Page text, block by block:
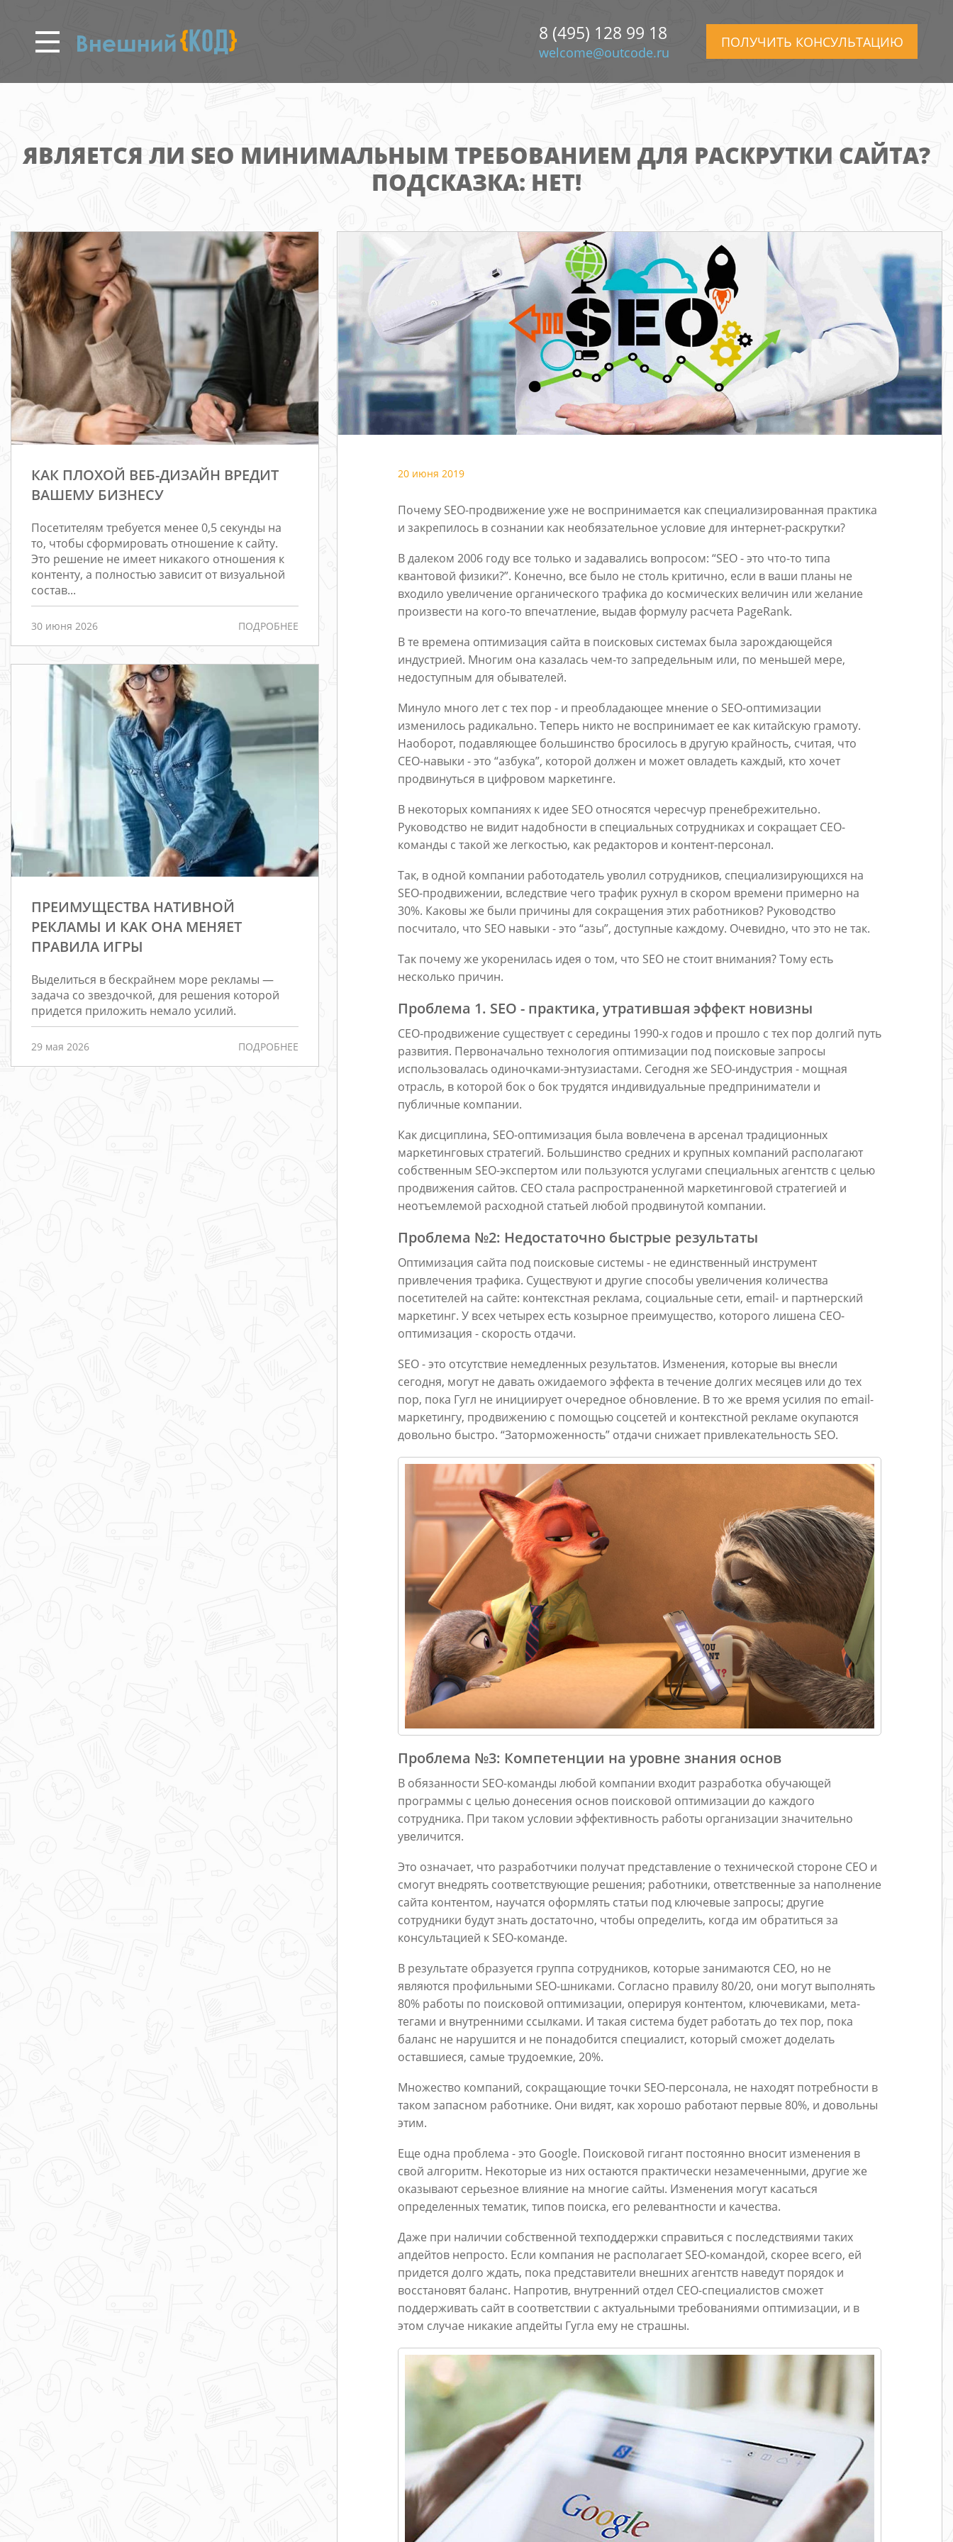
основному
содержанию
8 (495) 128 99 18
welcome@outcode.ru
ПОЛУЧИТЬ КОНСУЛЬТАЦИЮ
ЯВЛЯЕТСЯ ЛИ SEO МИНИМАЛЬНЫМ ТРЕБОВАНИЕМ ДЛЯ РАСКРУТКИ САЙТА?
ПОДСКАЗКА: НЕТ!
КАК ПЛОХОЙ ВЕБ-ДИЗАЙН ВРЕДИТ
ВАШЕМУ БИЗНЕСУ
Посетителям требуется менее 0,5 секунды на
то, чтобы сформировать отношение к сайту.
Это решение не имеет никакого отношения к
контенту, а полностью зависит от визуальной
состав...
30 июня 2026 ПОДРОБНЕЕ
ПРЕИМУЩЕСТВА НАТИВНОЙ
РЕКЛАМЫ И КАК ОНА МЕНЯЕТ
ПРАВИЛА ИГРЫ
Выделиться в бескрайнем море рекламы —
задача со звездочкой, для решения которой
придется приложить немало усилий.
29 мая 2026 ПОДРОБНЕЕ
Редизайн
Порталы
магазины
20 июня 2019
Почему SEO-продвижение уже не воспринимается как специализированная практика
и закрепилось в сознании как необязательное условие для интернет-раскрутки?
В далеком 2006 году все только и задавались вопросом: “SEO - это что-то типа
квантовой физики?”. Конечно, все было не столь критично, если в ваши планы не
входило увеличение органического трафика до космических величин или желание
произвести на кого-то впечатление, выдав формулу расчета PageRank.
В те времена оптимизация сайта в поисковых системах была зарождающейся
индустрией. Многим она казалась чем-то запредельным или, по меньшей мере,
недоступным для обывателей.
Минуло много лет с тех пор - и преобладающее мнение о SEO-оптимизации
изменилось радикально. Теперь никто не воспринимает ее как китайскую грамоту.
Наоборот, подавляющее большинство бросилось в другую крайность, считая, что
СЕО-навыки - это “азбука”, которой должен и может овладеть каждый, кто хочет
продвинуться в цифровом маркетинге.
В некоторых компаниях к идее SEO относятся чересчур пренебрежительно.
Руководство не видит надобности в специальных сотрудниках и сокращает СЕО-
команды с такой же легкостью, как редакторов и контент-персонал.
Так, в одной компании работодатель уволил сотрудников, специализирующихся на
SEO-продвижении, вследствие чего трафик рухнул в скором времени примерно на
30%. Каковы же были причины для сокращения этих работников? Руководство
посчитало, что SEO навыки - это “азы”, доступные каждому. Очевидно, что это не так.
Так почему же укоренилась идея о том, что SEO не стоит внимания? Тому есть
несколько причин.
Проблема 1. SEO - практика, утратившая эффект новизны
СЕО-продвижение существует с середины 1990-х годов и прошло с тех пор долгий путь
развития. Первоначально технология оптимизации под поисковые запросы
использовалась одиночками-энтузиастами. Сегодня же SEO-индустрия - мощная
отрасль, в которой бок о бок трудятся индивидуальные предприниматели и
публичные компании.
Как дисциплина, SEO-оптимизация была вовлечена в арсенал традиционных
маркетинговых стратегий. Большинство средних и крупных компаний располагают
собственным SEO-экспертом или пользуются услугами специальных агентств с целью
продвижения сайтов. СЕО стала распространенной маркетинговой стратегией и
неотъемлемой расходной статьей любой продвинутой компании.
Проблема №2: Недостаточно быстрые результаты
Оптимизация сайта под поисковые системы - не единственный инструмент
привлечения трафика. Существуют и другие способы увеличения количества
посетителей на сайте: контекстная реклама, социальные сети, email- и партнерский
маркетинг. У всех четырех есть козырное преимущество, которого лишена СЕО-
оптимизация - скорость отдачи.
SEO - это отсутствие немедленных результатов. Изменения, которые вы внесли
сегодня, могут не давать ожидаемого эффекта в течение долгих месяцев или до тех
пор, пока Гугл не инициирует очередное обновление. В то же время усилия по email-
маркетингу, продвижению с помощью соцсетей и контекстной рекламе окупаются
довольно быстро. “Заторможенность” отдачи снижает привлекательность SEO.
Проблема №3: Компетенции на уровне знания основ
В обязанности SEO-команды любой компании входит разработка обучающей
программы с целью донесения основ поисковой оптимизации до каждого
сотрудника. При таком условии эффективность работы организации значительно
увеличится.
Это означает, что разработчики получат представление о технической стороне СЕО и
смогут внедрять соответствующие решения; работники, ответственные за наполнение
сайта контентом, научатся оформлять статьи под ключевые запросы; другие
сотрудники будут знать достаточно, чтобы определить, когда им обратиться за
консультацией к SEO-команде.
В результате образуется группа сотрудников, которые занимаются СЕО, но не
являются профильными SEO-шниками. Согласно правилу 80/20, они могут выполнять
80% работы по поисковой оптимизации, оперируя контентом, ключевиками, мета-
тегами и внутренними ссылками. И такая система будет работать до тех пор, пока
баланс не нарушится и не понадобится специалист, который сможет доделать
оставшиеся, самые трудоемкие, 20%.
Множество компаний, сокращающие точки SEO-персонала, не находят потребности в
таком запасном работнике. Они видят, как хорошо работают первые 80%, и довольны
этим.
Еще одна проблема - это Google. Поисковой гигант постоянно вносит изменения в
свой алгоритм. Некоторые из них остаются практически незамеченными, другие же
оказывают серьезное влияние на многие сайты. Изменения могут касаться
определенных тематик, типов поиска, его релевантности и качества.
Даже при наличии собственной техподдержки справиться с последствиями таких
апдейтов непросто. Если компания не располагает SEO-командой, скорее всего, ей
придется долго ждать, пока представители внешних агентств наведут порядок и
восстановят баланс. Напротив, внутренний отдел СЕО-специалистов сможет
поддерживать сайт в соответствии с актуальными требованиями оптимизации, и в
этом случае никакие апдейты Гугла ему не страшны.